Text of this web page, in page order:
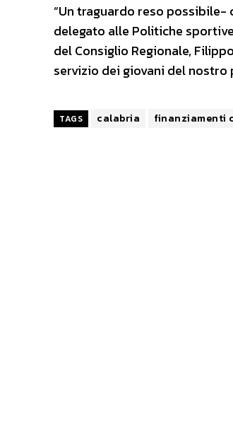
“Un traguardo reso
delegato alle Politiche
del Consiglio Regionale,
servizio dei giovani del nostro
TAGS calabria finanziamenti